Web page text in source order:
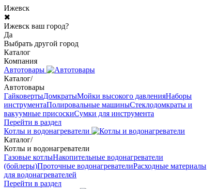
Ижевск
✖
Ижевск ваш город?
Да
Выбрать другой город
Каталог
Компания
Автотовары
Каталог/
Автотовары
ГайковертыДомкратыМойки высокого давленияНаборы
инструментаПолировальные машиныСтеклодомкраты и
вакуумные присоскиСумки для инструмента
Перейти в раздел
Котлы и водонагреватели
Каталог/
Котлы и водонагреватели
Газовые котлыНакопительные водонагреватели
(бойлеры)Проточные водонагревателиРасходные материалы
для водонагревателей
Перейти в раздел